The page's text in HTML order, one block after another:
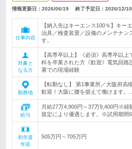
情報更新日：2026/06/19 終了予定日： 2026/12/10
仕事内容
【納入先はキーエンス100％】キー
治具／検査装置／設備のメンテナン
す。
対象と
なる方
【高専卒以上】《必須》高専卒以
科を卒業された方《歓迎》電気回路
署での現場経験
勤務地
【転勤なし】 第1事業所／大阪府
歓迎！大阪に腰を据えて働けます。…
給与
月給27万4,900円～37万9,400円※経
規定により優遇します。※試用期間
初年度
年収
505万円～705万円